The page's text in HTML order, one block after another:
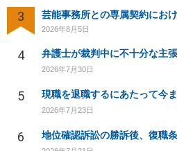
3
2026年8月5日
4 弁護士が裁判中に不十分な主
2026年7月30日
5
2026年7月23日
6